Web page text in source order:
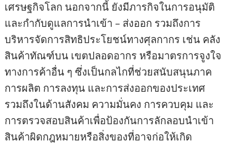
เศรษฐกิจโลก นอกจากนี้ ยังมีภารกิจในการอนุมัติ
และกำกับดูแลการนำเข้า – ส่งออก รวมถึงการ
บริหารจัดการสิทธิประโยชน์ทางศุลกากร เช่น คลัง
สินค้าทัณฑ์บน เขตปลอดอากร หรือมาตรการจูงใจ
ทางการค้าอื่น ๆ ซึ่งเป็นกลไกที่ช่วยสนับสนุนภาค
การผลิต การลงทุน และการส่งออกของประเทศ
รวมถึงในด้านสังคม ความมั่นคง การควบคุม และ
การตรวจสอบสินค้าเพื่อป้องกันการลักลอบนำเข้า
สินค้าผิดกฎหมายหรือสิ่งของที่อาจก่อให้เกิด